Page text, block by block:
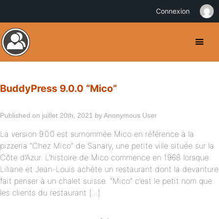
BuddyPress 9.0.0 “Mico”
Published on juillet 20th, 2021 by Anonymous User
La version 9.0.0 est surnommée Mico en référence à la
pizzeria “Chez Mico” de Sanary, une petite ville située sur la
Côte d’Azur. L’histoire de Mico commence en 1968 lorsque
Liliane et Jean-Louis achète un restaurant dont la devanture
fait penser à un chalet suisse. “Mico” c’est le petit nom que
les clients du restaurant […]
Connexion